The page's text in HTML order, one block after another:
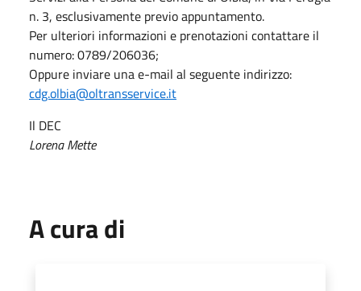
n. 3, esclusivamente previo appuntamento.
Per ulteriori informazioni e prenotazioni contattare il
numero: 0789/206036;
Oppure inviare una e-mail al seguente indirizzo:
cdg.olbia@oltransservice.it
Il DEC
Lorena Mette
A cura di